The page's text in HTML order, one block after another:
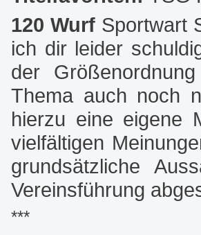
120 Wurf Sportwart
ich dir leider
der
Thema auch noch
hierzu eine eigene
vielfältigen
grundsätzliche
Vereinsführung
***